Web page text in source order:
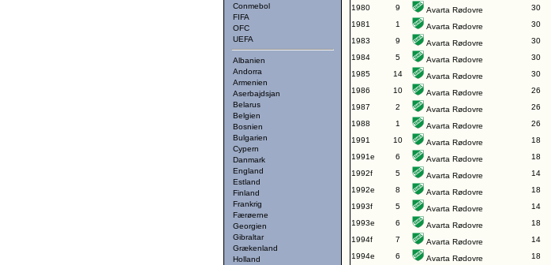
Conmebol
FIFA
OFC
UEFA
Albanien
Andorra
Armenien
Aserbajdsjan
Belarus
Belgien
Bosnien
Bulgarien
Cypern
Danmark
England
Estland
Finland
Frankrig
Færøerne
Georgien
Gibraltar
Grækenland
Holland
1980 9 Avarta Rødovre 30
1981
1 Avarta Rødovre 30
1983
9 Avarta Rødovre 30
1984
5 Avarta Rødovre 30
1985
14 Avarta Rødovre 30
1986
10 Avarta Rødovre 26
1987
2 Avarta Rødovre 26
1988
1 Avarta Rødovre 26
1991
10 Avarta Rødovre 18
1991e
6 Avarta Rødovre 18
1992f
5 Avarta Rødovre 14
1992e
8 Avarta Rødovre 18
1993f
5 Avarta Rødovre 14
1993e
6 Avarta Rødovre 18
1994f
7 Avarta Rødovre 14
1994e
6 Avarta Rødovre 18